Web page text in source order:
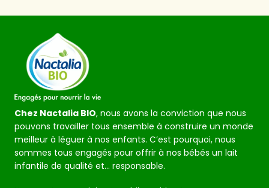
Chez Nactalia BIO, nous avons la conviction que nous
pouvons travailler tous ensemble à construire un monde
meilleur à léguer à nos enfants. C’est pourquoi, nous
sommes tous engagés pour offrir à nos bébés un lait
infantile de qualité et… responsable.